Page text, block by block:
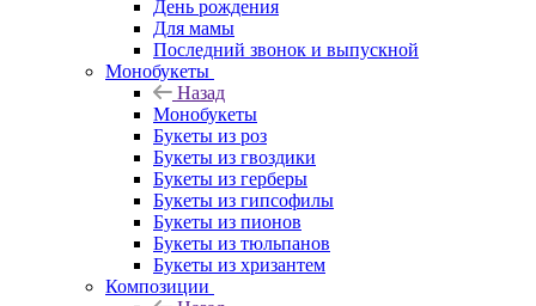
День рождения
Для мамы
Последний звонок и выпускной
Монобукеты
Назад
Монобукеты
Букеты из роз
Букеты из гвоздики
Букеты из герберы
Букеты из гипсофилы
Букеты из пионов
Букеты из тюльпанов
Букеты из хризантем
Композиции